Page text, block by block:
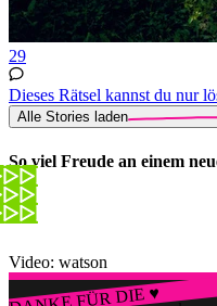
29
Dieses Rätsel kannst du nur
Alle Stories laden
So viel Freude an einem
Video: watson